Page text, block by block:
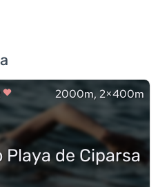
2000m, 2×400m
de Ciparsa